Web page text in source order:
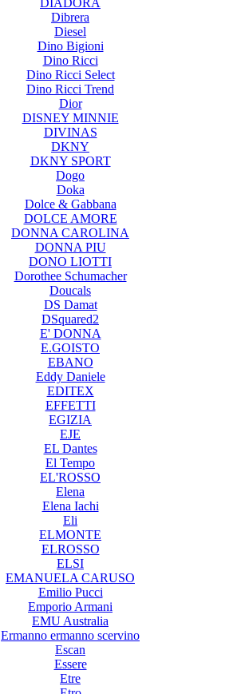
Dibrera
Diesel
Dino Bigioni
Dino Ricci
Dino Ricci Select
Dino Ricci Trend
Dior
DISNEY MINNIE
DIVINAS
DKNY
DKNY SPORT
Dogo
Doka
Dolce & Gabbana
DOLCE AMORE
DONNA CAROLINA
DONNA PIU
DONO LIOTTI
Dorothee Schumacher
Doucals
DS Damat
DSquared2
E' DONNA
E.GOISTO
EBANO
Eddy Daniele
EDITEX
EFFETTI
EGIZIA
EJE
EL Dantes
El Tempo
EL'ROSSO
Elena
Elena Iachi
Eli
ELMONTE
ELROSSO
ELSI
EMANUELA CARUSO
Emilio Pucci
Emporio Armani
EMU Australia
Ermanno ermanno scervino
Escan
Essere
Etre